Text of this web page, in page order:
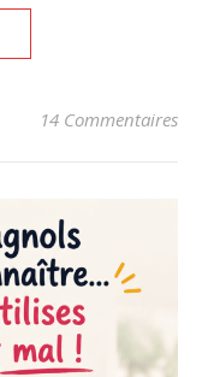
14 Commentaires